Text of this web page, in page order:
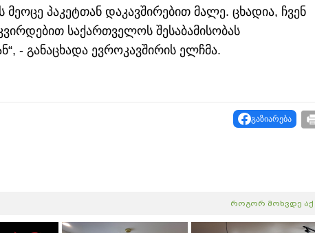
მეოცე პაკეტთან დაკავშირებით მალე. ცხადია, ჩვენ
საქართველოს შესაბამისობას
- განაცხადა ევროკავშირის ელჩმა.
გაზიარება
როგორ მოხვდე აქ